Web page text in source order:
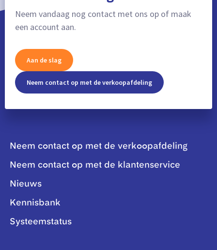
Neem vandaag nog contact met ons op of maak
een account aan.
Aan de slag
Neem contact op met de verkoopafdeling
Neem contact op met de verkoopafdeling
Neem contact op met de klantenservice
Nieuws
Kennisbank
Systeemstatus